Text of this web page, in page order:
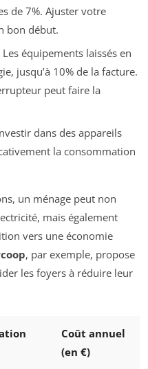
de 7%. Ajuster votre
bon début.
Les équipements laissés en
jusqu’à 10% de la facture.
peut faire la
dans des appareils
la consommation
un ménage peut non
mais également
vers une économie
, par exemple, propose
les foyers à réduire leur
Coût annuel
(en €)